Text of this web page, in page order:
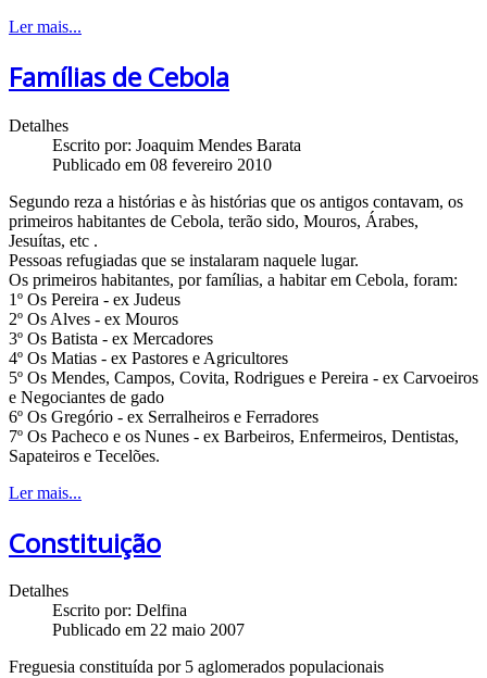
Ler mais...
Famílias de Cebola
Detalhes
Escrito por: Joaquim Mendes Barata
Publicado em 08 fevereiro 2010
Segundo reza a histórias e às histórias que os antigos contavam, os
primeiros habitantes de Cebola, terão sido, Mouros, Árabes,
Jesuítas, etc .
Pessoas refugiadas que se instalaram naquele lugar.
Os primeiros habitantes, por famílias, a habitar em Cebola, foram:
1º Os Pereira - ex Judeus
2º Os Alves - ex Mouros
3º Os Batista - ex Mercadores
4º Os Matias - ex Pastores e Agricultores
5º Os Mendes, Campos, Covita, Rodrigues e Pereira - ex Carvoeiros
e Negociantes de gado
6º Os Gregório - ex Serralheiros e Ferradores
7º Os Pacheco e os Nunes - ex Barbeiros, Enfermeiros, Dentistas,
Sapateiros e Tecelões.
Ler mais...
Constituição
Detalhes
Escrito por: Delfina
Publicado em 22 maio 2007
Freguesia constituída por 5 aglomerados populacionais